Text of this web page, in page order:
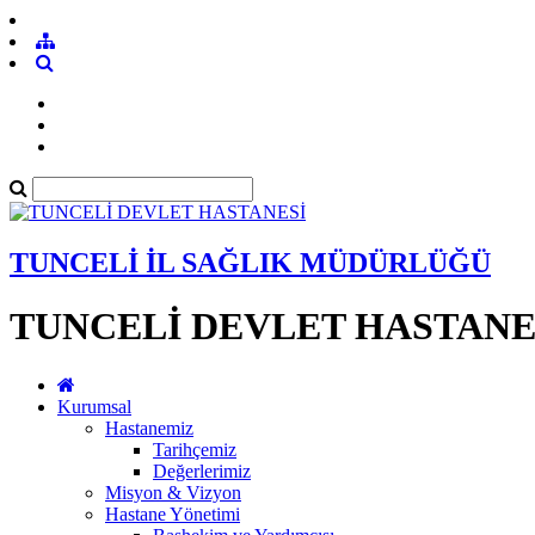
TUNCELİ İL SAĞLIK MÜDÜRLÜĞÜ
TUNCELİ DEVLET
Kurumsal
Hastanemiz
Tarihçemiz
Değerlerimiz
Misyon & Vizyon
Hastane Yönetimi